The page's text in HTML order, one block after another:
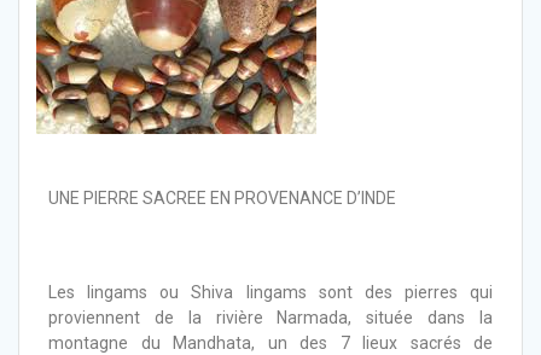
UNE PIERRE SACREE EN PROVENANCE D’INDE
Les lingams ou Shiva lingams sont des pierres qui
proviennent de la rivière Narmada, située dans la
montagne du Mandhata, un des 7 lieux sacrés de